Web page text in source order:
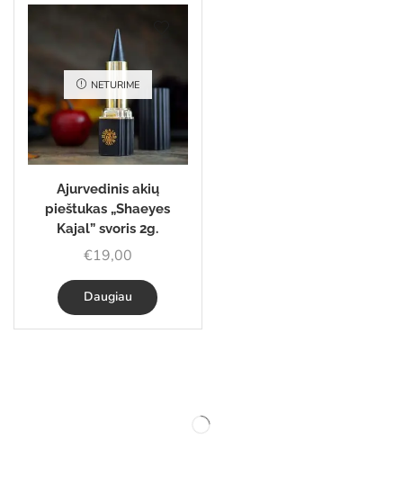
NETURIME
Ajurvedinis akių
pieštukas „Shaeyes
Kajal” svoris 2g.
€19,00
Daugiau